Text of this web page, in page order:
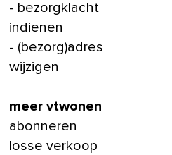
- bezorgklacht
indienen
- (bezorg)adres
wijzigen
meer vtwonen
abonneren
losse verkoop